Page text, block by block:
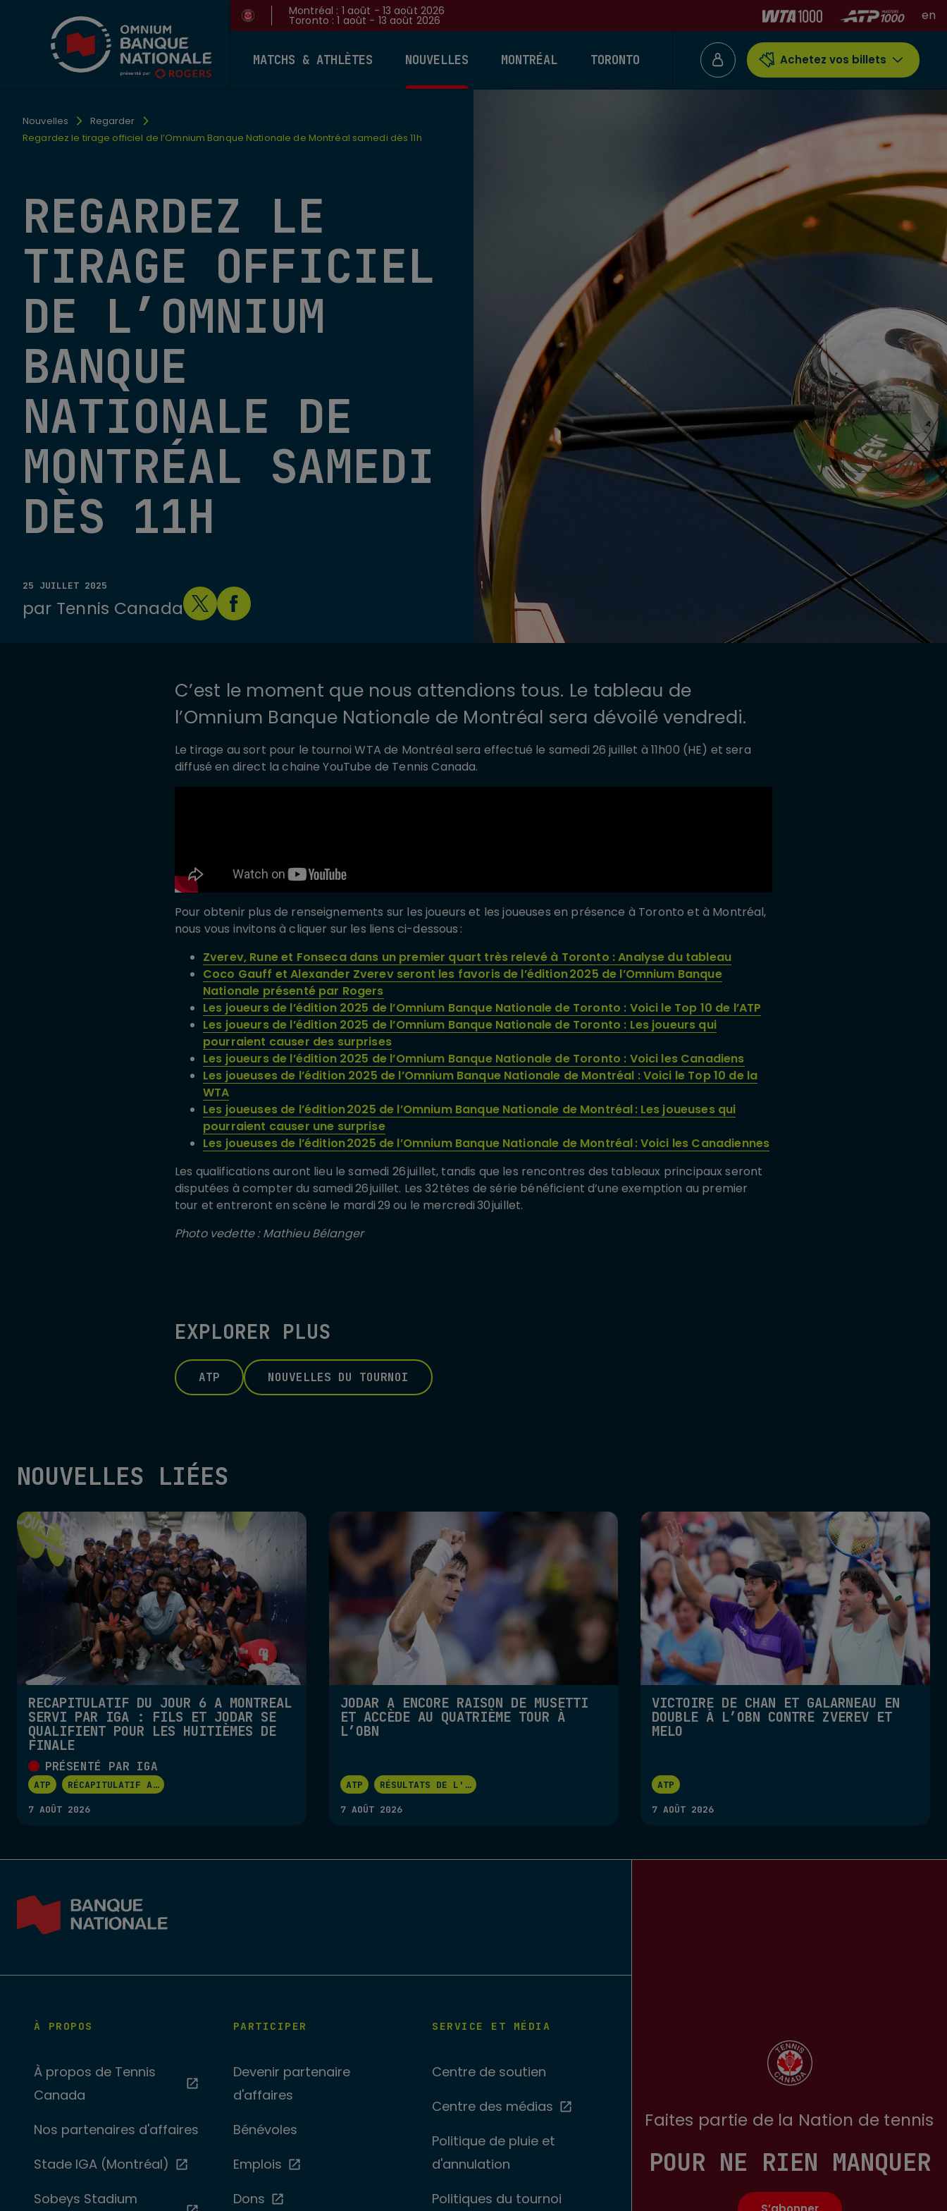
Montréal : 1 août - 13 août 2026
Toronto : 1 août - 13 août 2026 en
MATCHS & ATHLÈTES NOUVELLES MONTRÉAL TORONTO Achetez vos billets
Nouvelles
Regarder
Regardez le tirage officiel de l’Omnium Banque Nationale de Montréal samedi dès 11h
REGARDEZ LE
TIRAGE OFFICIEL
DE L’OMNIUM
BANQUE
NATIONALE DE
MONTRÉAL SAMEDI
DÈS 11H
25 JUILLET 2025
par Tennis Canada
C’est le moment que nous attendions tous. Le tableau de
l’Omnium Banque Nationale de Montréal sera dévoilé vendredi.
Le tirage au sort pour le tournoi WTA de Montréal sera effectué le samedi 26 juillet à 11h00 (HE) et sera
diffusé en direct la chaine YouTube de Tennis Canada.
Pour obtenir plus de renseignements sur les joueurs et les joueuses en présence à Toronto et à Montréal,
nous vous invitons à cliquer sur les liens ci-dessous :
Zverev, Rune et Fonseca dans un premier quart très relevé à Toronto : Analyse du tableau
Coco Gauff et Alexander Zverev seront les favoris de l’édition 2025 de l’Omnium Banque
Nationale présenté par Rogers
Les joueurs de l’édition 2025 de l’Omnium Banque Nationale de Toronto : Voici le Top 10 de l’ATP
Les joueurs de l’édition 2025 de l’Omnium Banque Nationale de Toronto : Les joueurs qui
pourraient causer des surprises
Les joueurs de l’édition 2025 de l’Omnium Banque Nationale de Toronto : Voici les Canadiens
Les joueuses de l’édition 2025 de l’Omnium Banque Nationale de Montréal : Voici le Top 10 de la
WTA
Les joueuses de l’édition 2025 de l’Omnium Banque Nationale de Montréal : Les joueuses qui
pourraient causer une surprise
Les joueuses de l’édition 2025 de l’Omnium Banque Nationale de Montréal : Voici les Canadiennes
Les qualifications auront lieu le samedi 26 juillet, tandis que les rencontres des tableaux principaux seront
disputées à compter du samedi 26 juillet. Les 32 têtes de série bénéficient d’une exemption au premier
tour et entreront en scène le mardi 29 ou le mercredi 30 juillet.
Photo vedette : Mathieu Bélanger
EXPLORER PLUS
ATP NOUVELLES DU TOURNOI
NOUVELLES LIÉES
RÉCAPITULATIF DU JOUR 6 À MONTRÉAL
SERVI PAR IGA : FILS ET JODAR SE
QUALIFIENT POUR LES HUITIÈMES DE
FINALE
PRÉSENTÉ PAR IGA
ATP RÉCAPITULATIF A ...
7 AOÛT 2026
JODAR A ENCORE RAISON DE MUSETTI
ET ACCÈDE AU QUATRIÈME TOUR À
L’OBN
ATP RÉSULTATS DE L' ...
7 AOÛT 2026
VICTOIRE DE CHAN ET GALARNEAU EN
DOUBLE À L’OBN CONTRE ZVEREV ET
MELO
ATP
7 AOÛT 2026
À PROPOS
À propos de Tennis
Canada
Nos partenaires d'affaires
Stade IGA (Montréal)
Sobeys Stadium
PARTICIPER
Devenir partenaire
d'affaires
Bénévoles
Emplois
Dons
SERVICE ET MÉDIA
Centre de soutien
Centre des médias
Politique de pluie et
d'annulation
Politiques du tournoi
Faites partie de la Nation de tennis
POUR NE RIEN MANQUER